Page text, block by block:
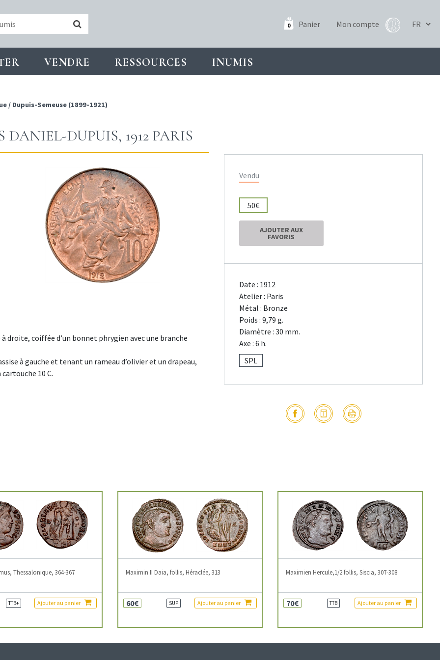
0 Panier Mon compte
VENDRE RESSOURCES INUMIS
/ Dupuis-Semeuse (1899-1921)
DUPUIS, 1912 PARIS
à droite, coiffée d’un bonnet phrygien avec une branche
à gauche et tenant un rameau d’olivier et un drapeau,
10 C.
Vendu
50€
AJOUTER AUX
FAVORIS
Date : 1912
Atelier : Paris
Métal : Bronze
Poids : 9,79 g.
Diamètre : 30 mm.
Axe : 6 h.
SPL
Thessalonique, 364-367
TTB+ Ajouter au panier
Maximin II Daia, follis, Héraclée, 313
60€ SUP Ajouter au panier
Maximien Hercule,1/2 follis, Siscia, 307-308
70€ TTB Ajouter au panier